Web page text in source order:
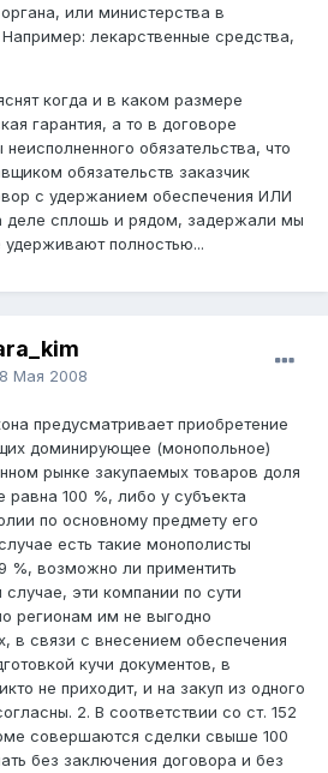
или министерства в
лекарственные средства,
когда и в каком размере
гарантия, а то в договоре
обязательства, что
обязательств заказчик
с удержанием обеспечения ИЛИ
деле сплошь и рядом, задержали мы
удерживают полностью...
Мая 2008
предусматривает приобретение
доминирующее (монопольное)
рынке закупаемых товаров доля
равна 100 %, либо у субъекта
по основному предмету его
есть такие монополисты
%, возможно ли приментить
эти компании по сути
регионам им не выгодно
в связи с внесением обеспечения
кучи документов, в
не приходит, и на закуп из одного
2. В соответствии со ст. 152
совершаются сделки свыше 100
без заключения договора и без